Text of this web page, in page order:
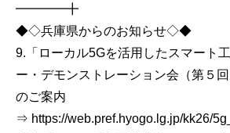
━━━━╋
◆◇兵庫県からのお知らせ◇◆
9.「ローカル5Gを活用したスマート
ー・デモンストレーション会（第５回
のご案内
⇒ https://web.pref.hyogo.lg.jp/kk26/